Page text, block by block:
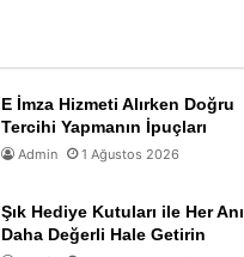
E İmza Hizmeti Alırken Doğru
Tercihi Yapmanın İpuçları
Admin 1 Ağustos 2026
Şık Hediye Kutuları ile Her Anı
Daha Değerli Hale Getirin